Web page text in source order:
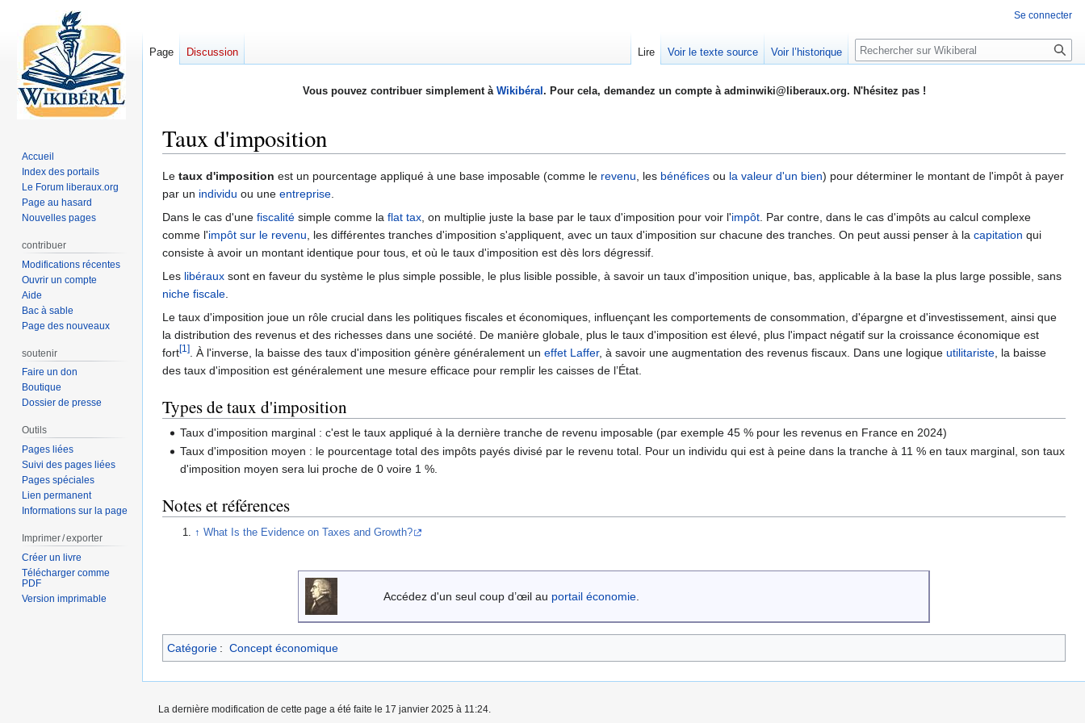
Vous pouvez contribuer simplement à Wikibéral . Pour cela, demandez un compte à adminwiki@liberaux.org. N'hésitez pas !
Taux d'imposition
Aller
à
la
navigation
Aller
à
la
recherche
Le taux d'imposition est un pourcentage appliqué à une base imposable (comme le revenu, les bénéfices ou la valeur d'un bien) pour déterminer le montant de l'impôt à payer
par un individu ou une entreprise.
Dans le cas d'une fiscalité simple comme la flat tax, on multiplie juste la base par le taux d'imposition pour voir l'impôt. Par contre, dans le cas d'impôts au calcul complexe
comme l'impôt sur le revenu, les différentes tranches d'imposition s'appliquent, avec un taux d'imposition sur chacune des tranches. On peut aussi penser à la capitation qui
consiste à avoir un montant identique pour tous, et où le taux d'imposition est dès lors dégressif.
Les libéraux sont en faveur du système le plus simple possible, le plus lisible possible, à savoir un taux d'imposition unique, bas, applicable à la base la plus large possible, sans
niche fiscale.
Le taux d'imposition joue un rôle crucial dans les politiques fiscales et économiques, influençant les comportements de consommation, d'épargne et d'investissement, ainsi que
la distribution des revenus et des richesses dans une société. De manière globale, plus le taux d'imposition est élevé, plus l'impact négatif sur la croissance économique est
fort[1]. À l'inverse, la baisse des taux d'imposition génère généralement un effet Laffer, à savoir une augmentation des revenus fiscaux. Dans une logique utilitariste, la baisse
des taux d'imposition est généralement une mesure efficace pour remplir les caisses de l’État.
Types de taux d'imposition
Taux d'imposition marginal : c'est le taux appliqué à la dernière tranche de revenu imposable (par exemple 45 % pour les revenus en France en 2024)
Taux d'imposition moyen : le pourcentage total des impôts payés divisé par le revenu total. Pour un individu qui est à peine dans la tranche à 11 % en taux marginal, son taux
d'imposition moyen sera lui proche de 0 voire 1 %.
Notes et références
↑ What Is the Evidence on Taxes and Growth?
Accédez d'un seul coup d’œil au portail économie.
Catégorie : Concept économique
Se connecter
Page Discussion Lire Voir le texte source Voir l’historique Rechercher
Accueil
Index des portails
Le Forum liberaux.org
Page au hasard
Nouvelles pages
contribuer
Modifications récentes
Ouvrir un compte
Aide
Bac à sable
Page des nouveaux
soutenir
Faire un don
Boutique
Dossier de presse
Outils
Pages liées
Suivi des pages liées
Pages spéciales
Lien permanent
Informations sur la page
Imprimer / exporter
Créer un livre
Télécharger comme
PDF
Version imprimable
La dernière modification de cette page a été faite le 17 janvier 2025 à 11:24.